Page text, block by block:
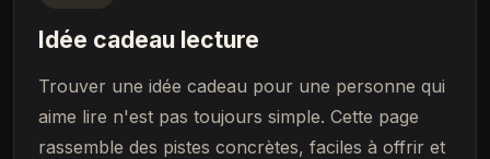
Idée cadeau lecture
Trouver une idée cadeau pour une personne qui
aime lire n'est pas toujours simple. Cette page
rassemble des pistes concrètes, faciles à offrir et